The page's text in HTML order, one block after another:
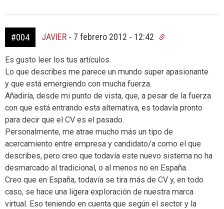
#004 JAVIER - 7 febrero 2012 - 12:42
Es gusto leer los tus artículos.
Lo que describes me parece un mundo super apasionante
y que está emergiendo con mucha fuerza.
Añadiría, desde mi punto de vista, que, a pesar de la fuerza
con que está entrando esta alternativa, es todavía pronto
para decir que el CV es el pasado.
Personalmente, me atrae mucho más un tipo de
acercamiento entre empresa y candidato/a como el que
describes, pero creo que todavía este nuevo sistema no ha
desmarcado al tradicional, o al menos no en España.
Creo que en España, todavía se tira más de CV y, en todo
caso, se hace una ligera exploración de nuestra marca
virtual. Eso teniendo en cuenta que según el sector y la